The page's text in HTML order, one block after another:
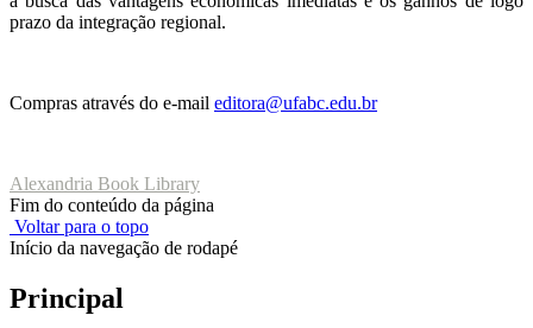
prazo da integração regional.
Compras através do e-mail editora@ufabc.edu.br
Alexandria Book Library
Fim do conteúdo da página
Voltar para o topo
Início da navegação de rodapé
Principal